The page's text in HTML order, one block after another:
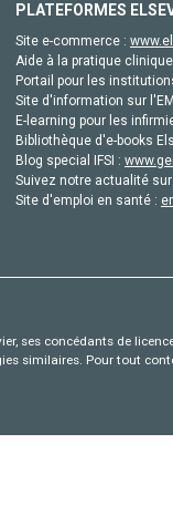
PLATEFORMES
Site e-commerce :
Aide à la pratique
Portail pour les
Site d'information sur
E-learning pour les
Bibliothèque d'e-books
Blog special IFSI :
Suivez notre actualité
Site d'emploi en santé :
ses concédants de
similaires. Pour tout